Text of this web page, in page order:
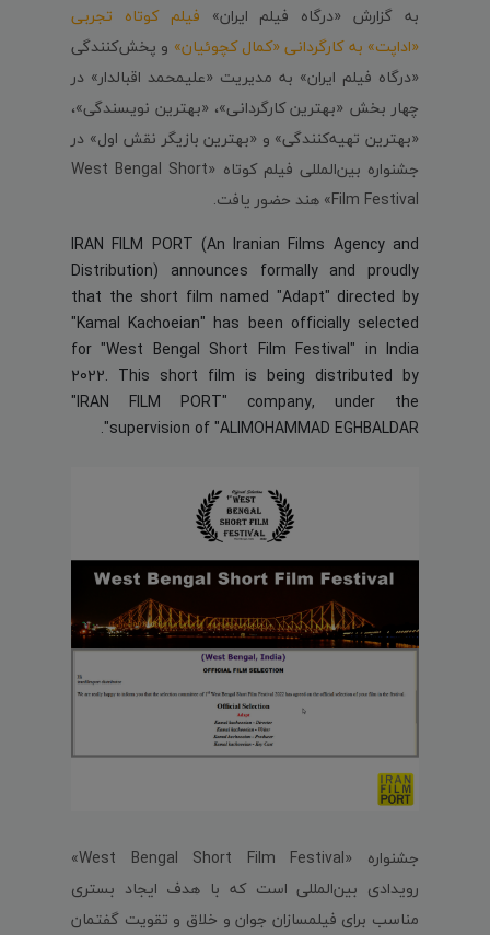
به گزارش «درگاه فیلم ایران» فیلم کوتاه تجربی
«اداپت» به کارگردانی «کمال کچوئیان» و پخش‌کنندگی
«درگاه فیلم ایران» به مدیریت «علیمحمد اقبالدار» در
چهار بخش «بهترین کارگردانی»، «بهترین نویسندگی»،
«بهترین تهیه‌کنندگی» و «بهترین بازیگر نقش اول» در
جشنواره بین‌المللی فیلم کوتاه «West Bengal Short
Film Festival» هند حضور یافت.
IRAN FILM PORT (An Iranian Films Agency and
Distribution) announces formally and proudly
that the short film named "Adapt" directed by
"Kamal Kachoeian" has been officially selected
for "West Bengal Short Film Festival" in India
2022. This short film is being distributed by
"IRAN FILM PORT" company, under the
supervision of "ALIMOHAMMAD EGHBALDAR".
جشنواره «West Bengal Short Film Festival»
رویدادی بین‌المللی است که با هدف ایجاد بستری
مناسب برای فیلمسازان جوان و خلاق و تقویت گفتمان